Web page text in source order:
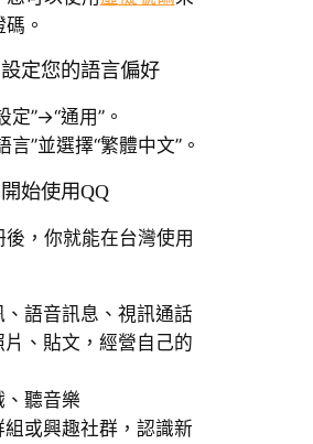
。
定您的語言偏好
定”→“通用”。
言”並選擇“繁體中文”。
始使用QQ
後，你就能在台灣使用
、語音訊息、視訊通話
片、貼文，經營自己的
、聽音樂
組或興趣社群，認識新